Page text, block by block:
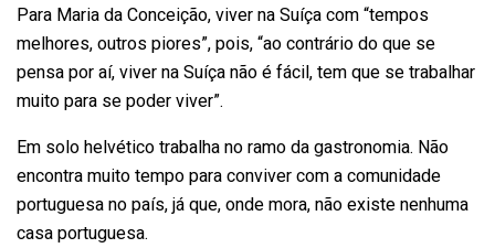
Para Maria da Conceição, viver na Suíça com “tempos
melhores, outros piores”, pois, “ao contrário do que se
pensa por aí, viver na Suíça não é fácil, tem que se trabalhar
muito para se poder viver”.
Em solo helvético trabalha no ramo da gastronomia. Não
encontra muito tempo para conviver com a comunidade
portuguesa no país, já que, onde mora, não existe nenhuma
casa portuguesa.